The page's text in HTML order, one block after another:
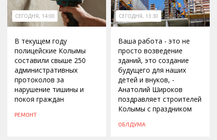
СЕГОДНЯ, 14:00
В текущем году
полицейские Колымы
составили свыше 250
административных
протоколов за
нарушение тишины и
покоя граждан
РЕМОНТ
СЕГОДНЯ, 13:30
Ваша работа - это не
просто возведение
зданий, это создание
будущего для наших
детей и внуков, -
Анатолий Широков
поздравляет строителей
Колымы с праздником
ОБЛДУМА